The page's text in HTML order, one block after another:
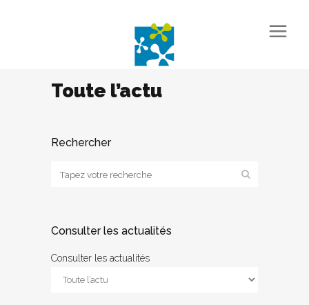
Toute l’actu
Rechercher
Consulter les actualités
Consulter les actualités